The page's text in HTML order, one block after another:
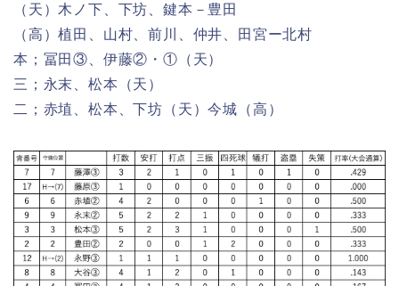
（天）木ノ下、下坊、鍵本－豊田
（高）植田、山村、前川、仲井、田宮ー北村
本；冨田③、伊藤②・①（天）
三；永末、松本（天）
二；赤埴、松本、下坊（天）今城（高）